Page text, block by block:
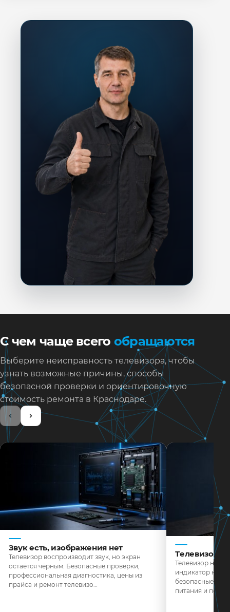
С чем чаще всего обращаются
Выберите неисправность телевизора, чтобы
узнать возможные причины, способы
безопасной проверки и ориентировочную
стоимость ремонта в Краснодаре.
Звук есть, изображения нет
Телевизор воспроизводит звук, но экран
остаётся чёрным. Безопасные проверки,
профессиональная диагностика, цены из
прайса и ремонт телевизо…
Телевизор
Телевизор не
индикатор не
безопасные
питания и